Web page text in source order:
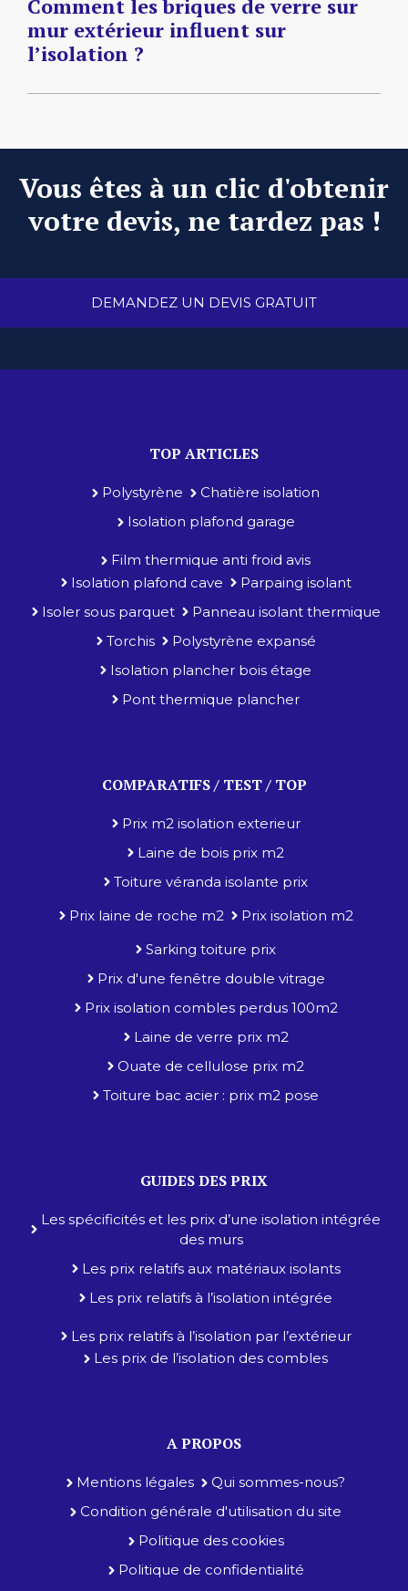
Comment les briques de verre sur
mur extérieur influent sur
l’isolation ?
Vous êtes à un clic d'obtenir
votre devis, ne tardez pas !
DEMANDEZ UN DEVIS GRATUIT
TOP ARTICLES
Polystyrène
Chatière isolation
Isolation plafond garage
Film thermique anti froid avis
Isolation plafond cave
Parpaing isolant
Isoler sous parquet
Panneau isolant thermique
Torchis
Polystyrène expansé
Isolation plancher bois étage
Pont thermique plancher
COMPARATIFS / TEST / TOP
Prix m2 isolation exterieur
Laine de bois prix m2
Toiture véranda isolante prix
Prix laine de roche m2
Prix isolation m2
Sarking toiture prix
Prix d'une fenêtre double vitrage
Prix isolation combles perdus 100m2
Laine de verre prix m2
Ouate de cellulose prix m2
Toiture bac acier : prix m2 pose
GUIDES DES PRIX
Les spécificités et les prix d’une isolation intégrée
des murs
Les prix relatifs aux matériaux isolants
Les prix relatifs à l’isolation intégrée
Les prix relatifs à l’isolation par l’extérieur
Les prix de l’isolation des combles
A PROPOS
Mentions légales
Qui sommes-nous?
Condition générale d'utilisation du site
Politique des cookies
Politique de confidentialité